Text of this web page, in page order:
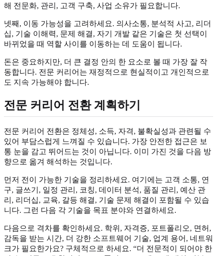
해 전문화, 관리, 고객 구축, 사업 소유가 필요합니다.
넷째, 이동 가능성을 고려하세요. 의사소통, 분석적 사고, 리더
십, 기술 이해력, 문제 해결, 자기 개발 같은 기술은 첫 선택이
바뀌었을 때 역할 사이를 이동하는 데 도움이 됩니다.
돈은 중요하지만, 더 큰 결정 안의 한 요소로 볼 때 가장 잘 작
동합니다. 전문 커리어는 재정적으로 현실적이고 개인적으로
도 지속 가능해야 합니다.
전문 커리어 전환 계획하기
전문 커리어 전환은 정체성, 소득, 자격, 불확실성과 관련될 수
있어 부담스럽게 느껴질 수 있습니다. 가장 안전한 접근은 보
통 눈을 감고 뛰어드는 것이 아닙니다. 이미 가진 것을 다음 방
향으로 옮겨 해석하는 것입니다.
먼저 전이 가능한 기술을 정리하세요. 여기에는 고객 소통, 연
구, 글쓰기, 일정 관리, 코칭, 데이터 분석, 품질 관리, 예산 관
리, 리더십, 교육, 갈등 해결, 기술 문제 해결이 포함될 수 있습
니다. 그런 다음 각 기술을 목표 분야와 연결하세요.
다음으로 격차를 확인하세요. 학위, 자격증, 포트폴리오, 면허,
감독을 받는 시간, 더 강한 소프트웨어 기술, 업계 용어, 네트워
크가 필요한가요? 구체적으로 하세요. “더 전문적이 되어야 한